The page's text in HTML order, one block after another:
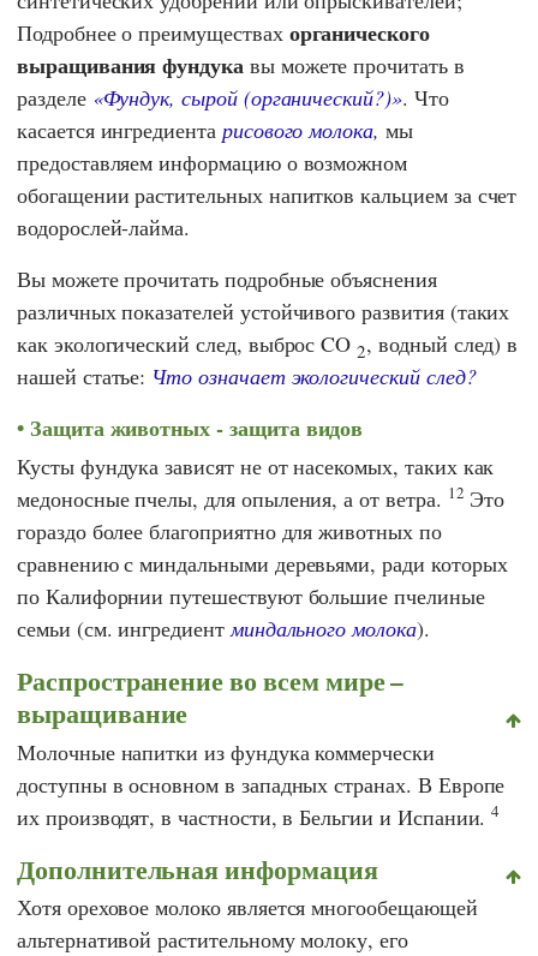
Подробнее о преимуществах органического
выращивания фундукавы можете прочитать в
разделе «Фундук, сырой (органический?)». Что
касается ингредиента рисового молока, мы
предоставляем информацию о возможном
обогащении растительных напитков кальцием за счет
водорослей-лайма.
Вы можете прочитать подробные объяснения
различных показателей устойчивого развития (таких
как экологический след, выброс CO2, водный след) в
нашей статье: Что означает экологический след?
Защита животных - защита видов
Кусты фундука зависят не от насекомых, таких как
медоносные пчелы, для опыления, а от ветра. 12 Это
гораздо более благоприятно для животных по
сравнению с миндальными деревьями, ради которых
по Калифорнии путешествуют большие пчелиные
семьи (см. ингредиентминдального молока).
Распространение во всем мире –
выращивание
Молочные напитки из фундука коммерчески
доступны в основном в западных странах. В Европе
их производят, в частности, в Бельгии и Испании.4
Дополнительная информация
Хотя ореховое молоко является многообещающей
альтернативой растительному молоку, его